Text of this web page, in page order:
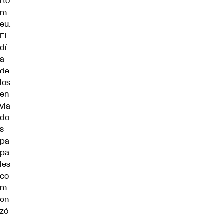
m
eu.
El
dí
a
de
los
en
via
do
s
pa
pa
les
co
m
en
zó